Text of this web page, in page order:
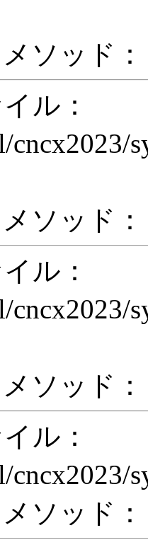
ソッド：
ル：
ソッド：
ル：
ソッド：
ル：
cncx2023/
ソッド：